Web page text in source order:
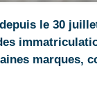
le 30
marques,